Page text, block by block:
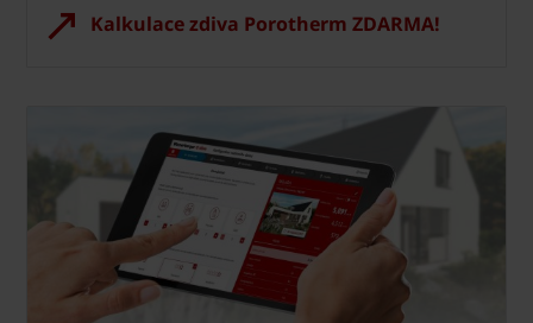
Kalkulace zdiva Porotherm ZDARMA!